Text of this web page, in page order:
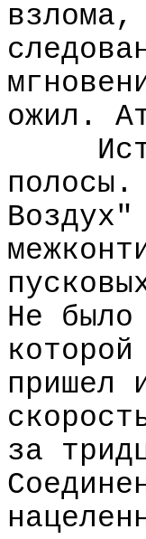
взлома,
ожил.
полосы.
Не было
пришел
за